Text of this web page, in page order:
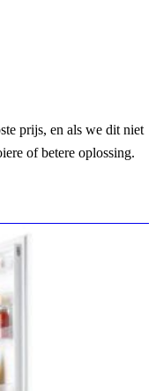
prijs, en als we dit niet
of betere oplossing.